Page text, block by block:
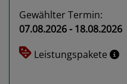
Gewählter Termin:
07.08.2026 - 18.08.2026
Leistungspakete